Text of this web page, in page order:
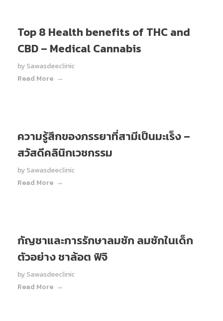
Top 8 Health benefits of THC and
CBD – Medical Cannabis
bySawasdeeclinic
Read More
ความรู้สึกของภรรยาที่สามีเป็นมะเร็ง –
สวัสดีคลินิกเวชกรรม
bySawasdeeclinic
Read More
กัญชาและการรักษาลมชัก ลมชักในเด็ก
ตัวอย่าง ชาล้อต ฟิจิ
bySawasdeeclinic
Read More